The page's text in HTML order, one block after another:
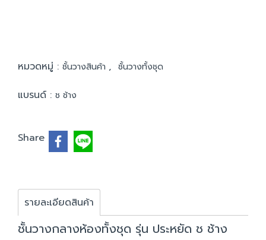
หมวดหมู่ : ชั้นวางสินค้า , ชั้นวางทั้งชุด
แบรนด์ : ช ช้าง
Share
รายละเอียดสินค้า
ชั้นวางกลางห้องทั้งชุด รุ่น ประหยัด ช ช้าง